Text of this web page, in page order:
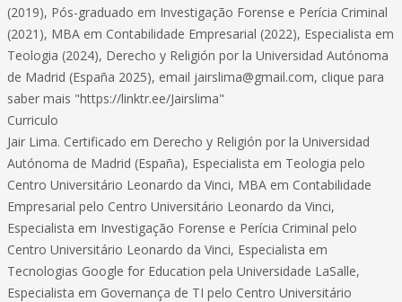
(2019), Pós-graduado em Investigação Forense e Perícia Criminal
(2021), MBA em Contabilidade Empresarial (2022), Especialista em
Teologia (2024), Derecho y Religión por la Universidad Autónoma
de Madrid (España 2025), email jairslima@gmail.com, clique para
saber mais "https://linktr.ee/Jairslima"
Curriculo
Jair Lima. Certificado em Derecho y Religión por la Universidad
Autónoma de Madrid (España), Especialista em Teologia pelo
Centro Universitário Leonardo da Vinci, MBA em Contabilidade
Empresarial pelo Centro Universitário Leonardo da Vinci,
Especialista em Investigação Forense e Perícia Criminal pelo
Centro Universitário Leonardo da Vinci, Especialista em
Tecnologias Google for Education pela Universidade LaSalle,
Especialista em Governança de TI pelo Centro Universitário